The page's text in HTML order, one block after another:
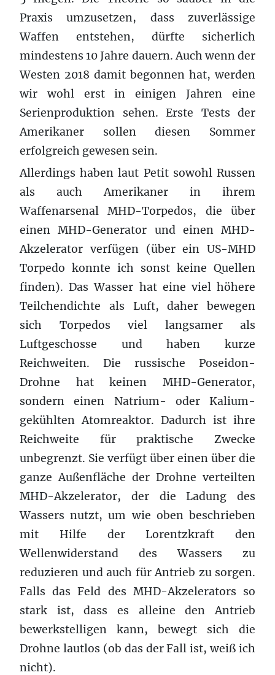
Praxis umzusetzen, dass zuverlässige
Waffen entstehen, dürfte sicherlich
mindestens 10 Jahre dauern. Auch wenn der
Westen 2018 damit begonnen hat, werden
wir wohl erst in einigen Jahren eine
Serienproduktion sehen. Erste Tests der
Amerikaner sollen diesen Sommer
erfolgreich gewesen sein.
Allerdings haben laut Petit sowohl Russen
als auch Amerikaner in ihrem
Waffenarsenal MHD-Torpedos, die über
einen MHD-Generator und einen MHD-
Akzelerator verfügen (über ein US-MHD
Torpedo konnte ich sonst keine Quellen
finden). Das Wasser hat eine viel höhere
Teilchendichte als Luft, daher bewegen
sich Torpedos viel langsamer als
Luftgeschosse und haben kurze
Reichweiten. Die russische Poseidon-
Drohne hat keinen MHD-Generator,
sondern einen Natrium- oder Kalium-
gekühlten Atomreaktor. Dadurch ist ihre
Reichweite für praktische Zwecke
unbegrenzt. Sie verfügt über einen über die
ganze Außenfläche der Drohne verteilten
MHD-Akzelerator, der die Ladung des
Wassers nutzt, um wie oben beschrieben
mit Hilfe der Lorentzkraft den
Wellenwiderstand des Wassers zu
reduzieren und auch für Antrieb zu sorgen.
Falls das Feld des MHD-Akzelerators so
stark ist, dass es alleine den Antrieb
bewerkstelligen kann, bewegt sich die
Drohne lautlos (ob das der Fall ist, weiß ich
nicht).